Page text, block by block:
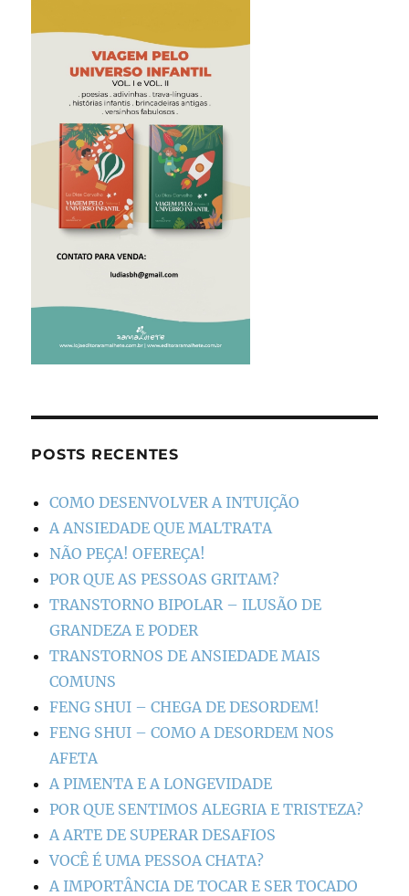
POSTS RECENTES
COMO DESENVOLVER A INTUIÇÃO
A ANSIEDADE QUE MALTRATA
NÃO PEÇA! OFEREÇA!
POR QUE AS PESSOAS GRITAM?
TRANSTORNO BIPOLAR – ILUSÃO DE
GRANDEZA E PODER
TRANSTORNOS DE ANSIEDADE MAIS
COMUNS
FENG SHUI – CHEGA DE DESORDEM!
FENG SHUI – COMO A DESORDEM NOS
AFETA
A PIMENTA E A LONGEVIDADE
POR QUE SENTIMOS ALEGRIA E TRISTEZA?
A ARTE DE SUPERAR DESAFIOS
VOCÊ É UMA PESSOA CHATA?
A IMPORTÂNCIA DE TOCAR E SER TOCADO